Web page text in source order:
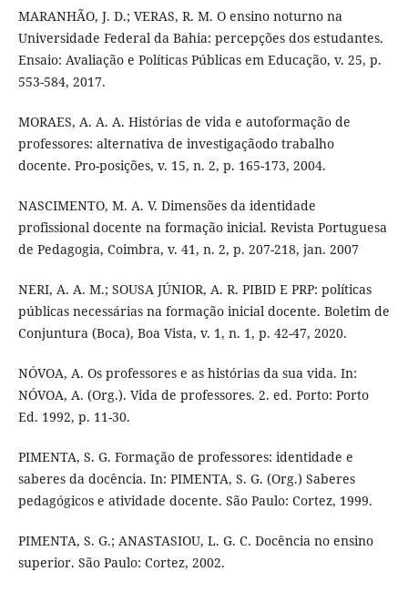
MARANHÃO, J. D.; VERAS, R. M. O ensino noturno na
Universidade Federal da Bahia: percepções dos estudantes.
Ensaio: Avaliação e Políticas Públicas em Educação, v. 25, p.
553-584, 2017.
MORAES, A. A. A. Histórias de vida e autoformação de
professores: alternativa de investigaçãodo trabalho
docente. Pro-posições, v. 15, n. 2, p. 165-173, 2004.
NASCIMENTO, M. A. V. Dimensões da identidade
profissional docente na formação inicial. Revista Portuguesa
de Pedagogia, Coimbra, v. 41, n. 2, p. 207-218, jan. 2007
NERI, A. A. M.; SOUSA JÚNIOR, A. R. PIBID E PRP: políticas
públicas necessárias na formação inicial docente. Boletim de
Conjuntura (Boca), Boa Vista, v. 1, n. 1, p. 42-47, 2020.
NÓVOA, A. Os professores e as histórias da sua vida. In:
NÓVOA, A. (Org.). Vida de professores. 2. ed. Porto: Porto
Ed. 1992, p. 11-30.
PIMENTA, S. G. Formação de professores: identidade e
saberes da docência. In: PIMENTA, S. G. (Org.) Saberes
pedagógicos e atividade docente. São Paulo: Cortez, 1999.
PIMENTA, S. G.; ANASTASIOU, L. G. C. Docência no ensino
superior. São Paulo: Cortez, 2002.